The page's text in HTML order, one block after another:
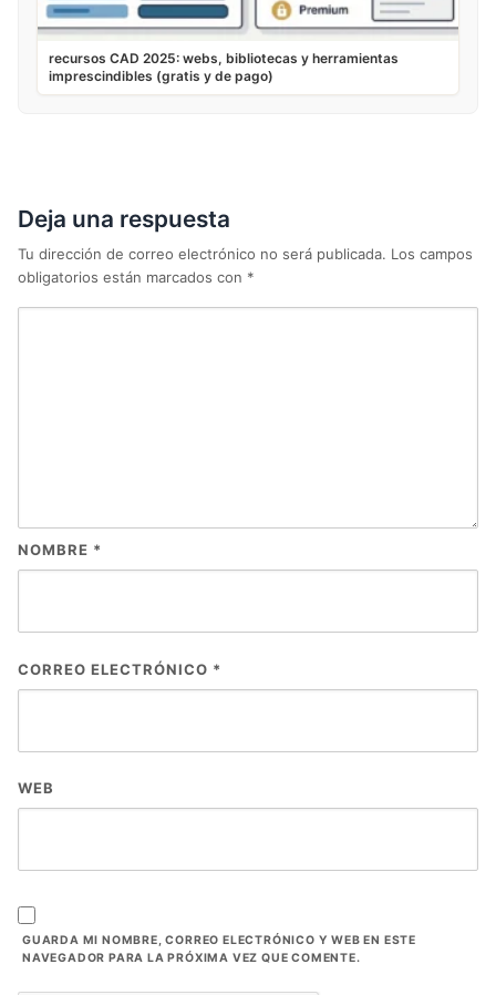
recursos CAD 2025: webs, bibliotecas y herramientas
imprescindibles (gratis y de pago)
Deja una respuesta
Tu dirección de correo electrónico no será publicada. Los campos
obligatorios están marcados con *
NOMBRE *
CORREO ELECTRÓNICO *
WEB
GUARDA MI NOMBRE, CORREO ELECTRÓNICO Y WEB EN ESTE
NAVEGADOR PARA LA PRÓXIMA VEZ QUE COMENTE.